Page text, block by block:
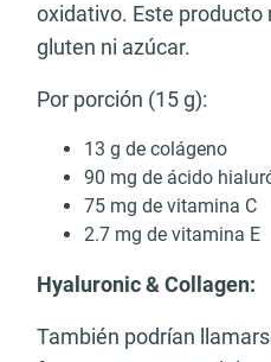
oxidativo. Este producto
gluten ni azúcar.
Por porción (15 g):
13 g de colágeno
90 mg de ácido
75 mg de vitamina C
2.7 mg de vitamina E
Hyaluronic & Collagen:
También podrían